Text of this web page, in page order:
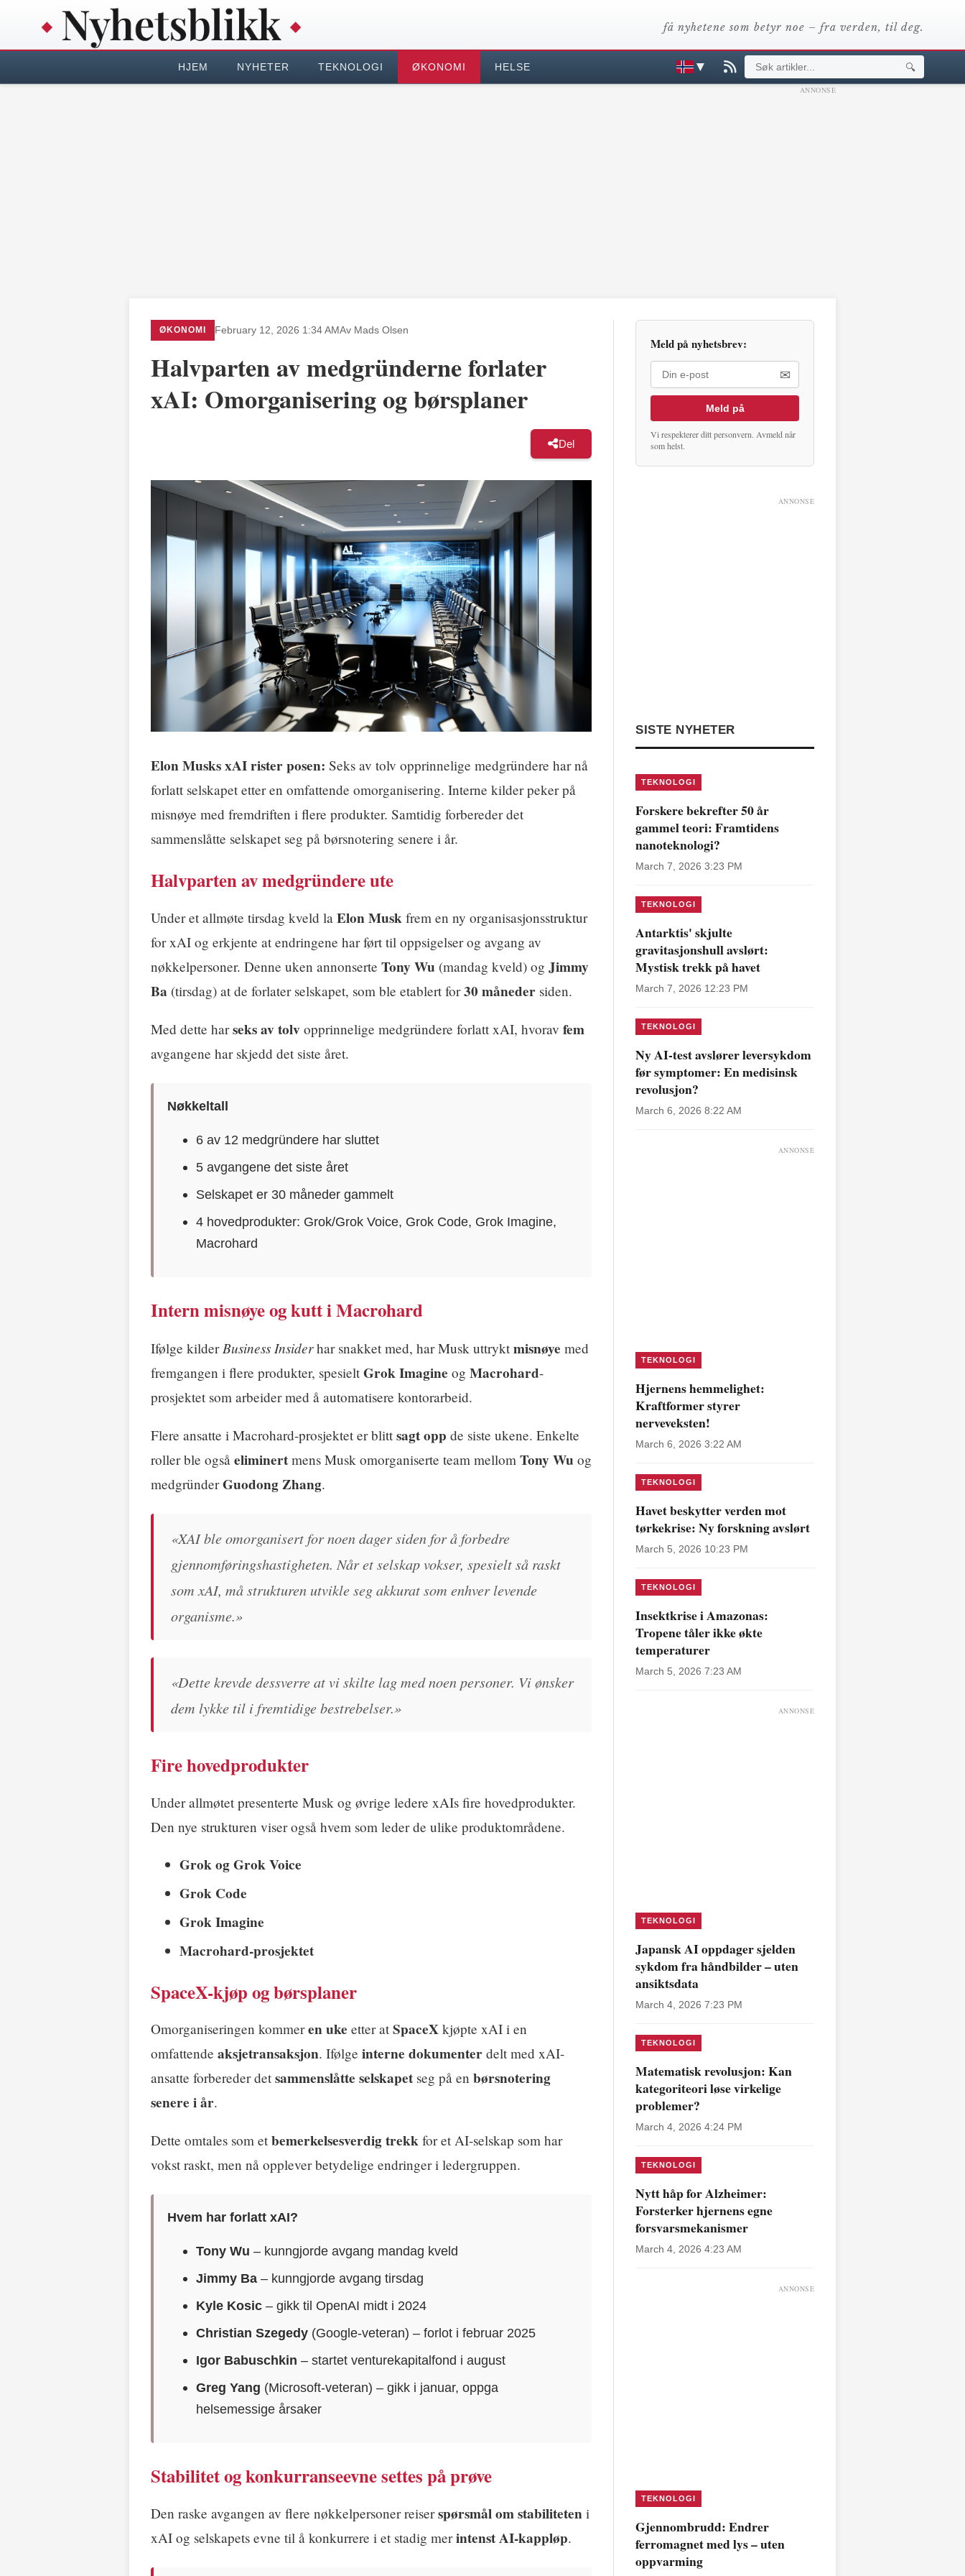
få nyhetene som betyr noe – fra verden, til deg.
HJEM NYHETER TEKNOLOGI ØKONOMI HELSE ▼ 🔍
ANNONSE
ØKONOMI February 12, 2026 1:34 AMAv Mads Olsen
Halvparten av medgründerne forlater
xAI: Omorganisering og børsplaner
Del
Elon Musks xAI rister posen: Seks av tolv opprinnelige medgründere har nå
forlatt selskapet etter en omfattende omorganisering. Interne kilder peker på
misnøye med fremdriften i flere produkter. Samtidig forbereder det
sammenslåtte selskapet seg på børsnotering senere i år.
Halvparten av medgründere ute
Under et allmøte tirsdag kveld la Elon Musk frem en ny organisasjonsstruktur
for xAI og erkjente at endringene har ført til oppsigelser og avgang av
nøkkelpersoner. Denne uken annonserte Tony Wu (mandag kveld) og Jimmy
Ba (tirsdag) at de forlater selskapet, som ble etablert for30 måneder siden.
Med dette harseks av tolv opprinnelige medgründere forlatt xAI, hvorav fem
avgangene har skjedd det siste året.
Nøkkeltall
6 av 12 medgründere har sluttet
5 avgangene det siste året
Selskapet er 30 måneder gammelt
4 hovedprodukter: Grok/Grok Voice, Grok Code, Grok Imagine,
Macrohard
Intern misnøye og kutt i Macrohard
Ifølge kilder Business Insiderhar snakket med, har Musk uttrykt misnøye med
fremgangen i flere produkter, spesielt Grok Imagine og Macrohard-
prosjektet som arbeider med å automatisere kontorarbeid.
Flere ansatte i Macrohard-prosjektet er blitt sagt opp de siste ukene. Enkelte
roller ble også eliminert mens Musk omorganiserte team mellom Tony Wu og
medgründerGuodong Zhang.
«XAI ble omorganisert for noen dager siden for å forbedre
gjennomføringshastigheten. Når et selskap vokser, spesielt så raskt
som xAI, må strukturen utvikle seg akkurat som enhver levende
organisme.»
«Dette krevde dessverre at vi skilte lag med noen personer. Vi ønsker
dem lykke til i fremtidige bestrebelser.»
Fire hovedprodukter
Under allmøtet presenterte Musk og øvrige ledere xAIs fire hovedprodukter.
Den nye strukturen viser også hvem som leder de ulike produktområdene.
Grok og Grok Voice
Grok Code
Grok Imagine
Macrohard-prosjektet
SpaceX-kjøp og børsplaner
Omorganiseringen kommeren uke etter at SpaceX kjøpte xAI i en
omfattende aksjetransaksjon. Ifølge interne dokumenter delt med xAI-
ansatte forbereder det sammenslåtte selskapet seg på en børsnotering
senere i år.
Dette omtales som et bemerkelsesverdig trekk for et AI-selskap som har
vokst raskt, men nå opplever betydelige endringer i ledergruppen.
Hvem har forlatt xAI?
Tony Wu – kunngjorde avgang mandag kveld
Jimmy Ba – kunngjorde avgang tirsdag
Kyle Kosic – gikk til OpenAI midt i 2024
Christian Szegedy (Google-veteran) – forlot i februar 2025
Igor Babuschkin – startet venturekapitalfond i august
Greg Yang (Microsoft-veteran) – gikk i januar, oppga
helsemessige årsaker
Stabilitet og konkurranseevne settes på prøve
Den raske avgangen av flere nøkkelpersoner reiserspørsmål om stabiliteten i
xAI og selskapets evne til å konkurrere i et stadig merintenst AI-kappløp.
Meld på nyhetsbrev:
✉
Meld på
Vi respekterer ditt personvern. Avmeld når
som helst.
ANNONSE
SISTE NYHETER
TEKNOLOGI
Forskere bekrefter 50 år
gammel teori: Framtidens
nanoteknologi?
March 7, 2026 3:23 PM
TEKNOLOGI
Antarktis' skjulte
gravitasjonshull avslørt:
Mystisk trekk på havet
March 7, 2026 12:23 PM
TEKNOLOGI
Ny AI-test avslører leversykdom
før symptomer: En medisinsk
revolusjon?
March 6, 2026 8:22 AM
ANNONSE
TEKNOLOGI
Hjernens hemmelighet:
Kraftformer styrer
nerveveksten!
March 6, 2026 3:22 AM
TEKNOLOGI
Havet beskytter verden mot
tørkekrise: Ny forskning avslørt
March 5, 2026 10:23 PM
TEKNOLOGI
Insektkrise i Amazonas:
Tropene tåler ikke økte
temperaturer
March 5, 2026 7:23 AM
ANNONSE
TEKNOLOGI
Japansk AI oppdager sjelden
sykdom fra håndbilder – uten
ansiktsdata
March 4, 2026 7:23 PM
TEKNOLOGI
Matematisk revolusjon: Kan
kategoriteori løse virkelige
problemer?
March 4, 2026 4:24 PM
TEKNOLOGI
Nytt håp for Alzheimer:
Forsterker hjernens egne
forsvarsmekanismer
March 4, 2026 4:23 AM
ANNONSE
TEKNOLOGI
Gjennombrudd: Endrer
ferromagnet med lys – uten
oppvarming